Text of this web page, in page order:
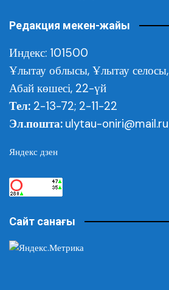
Редакция мекен-жайы
Индекс: 101500
Ұлытау облысы, Ұлытау селосы,
Абай көшесі, 22-үй
Тел: 2-13-72; 2-11-22
Эл.пошта: ulytau-oniri@mail.ru
Яндекс дзен
Сайт санағы